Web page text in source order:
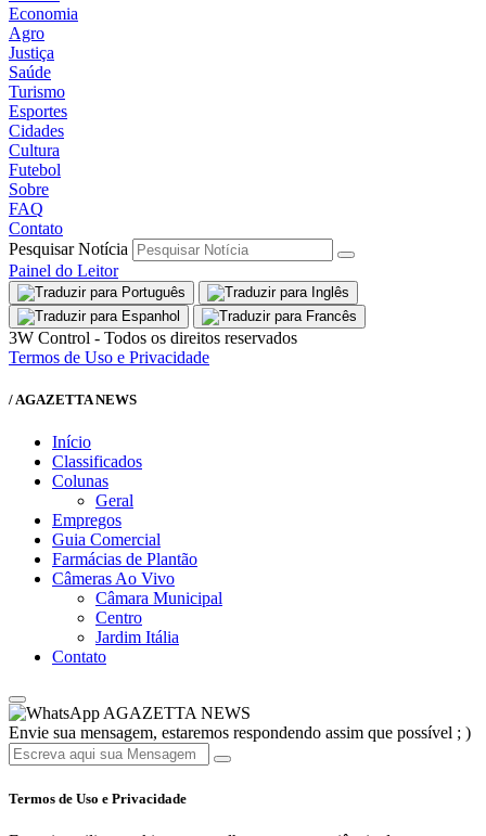
Economia
Agro
Justiça
Saúde
Turismo
Esportes
Cidades
Cultura
Futebol
Sobre
FAQ
Contato
Pesquisar Notícia
Painel do Leitor
3W Control - Todos os direitos reservados
Termos de Uso e Privacidade
/ AGAZETTA NEWS
Início
Classificados
Colunas
Geral
Empregos
Guia Comercial
Farmácias de Plantão
Câmeras Ao Vivo
Câmara Municipal
Centro
Jardim Itália
Contato
AGAZETTA NEWS
Envie sua mensagem, estaremos respondendo assim que possível ; )
Termos de Uso e Privacidade